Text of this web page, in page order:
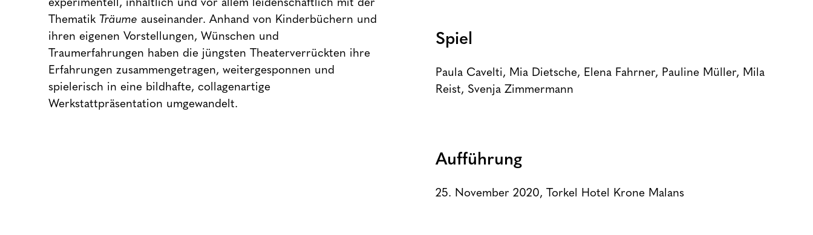
experimentell, inhaltlich und vor allem leidenschaftlich mit der
Thematik Träume auseinander. Anhand von Kinderbüchern und
ihren eigenen Vorstellungen, Wünschen und
Traumerfahrungen haben die jüngsten Theaterverrückten ihre
Erfahrungen zusammengetragen, weitergesponnen und
spielerisch in eine bildhafte, collagenartige
Werkstattpräsentation umgewandelt.
Spiel
Paula Cavelti, Mia Dietsche, Elena Fahrner, Pauline Müller, Mila
Reist, Svenja Zimmermann
Aufführung
25. November 2020, Torkel Hotel Krone Malans